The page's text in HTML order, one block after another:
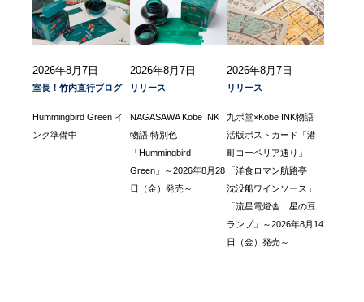
2026年8月7日
室長！竹内直行ブログ
Hummingbird Green イ
ンク準備中
2026年8月7日
リリース
NAGASAWA Kobe INK
物語 特別色
「Hummingbird
Green」～2026年8月28
日（金）発売～
2026年8月7日
リリース
九ポ堂×Kobe INK物語
活版ポストカード「港
町コーベリア通り」
「洋食ロマン航路亭
沈没船ワインソース」
「流星電燈舎 星の豆
ランプ」～2026年8月14
日（金）発売～